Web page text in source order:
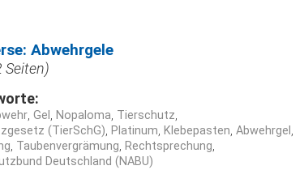
Abwehrgele
Seiten)
Gel Nopaloma Tierschutz
(TierSchG) Platinum Klebepasten Abwehrgel
Taubenvergrämung Rechtsprechung
Deutschland (NABU)